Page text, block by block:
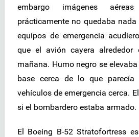
embargo imágenes
prácticamente no quedaba
equipos de emergencia
que el avión cayera
mañana. Humo negro se
base cerca de lo que
vehículos de emergencia cerca.
si el bombardero estaba armado.
El Boeing B-52 Stratofortress